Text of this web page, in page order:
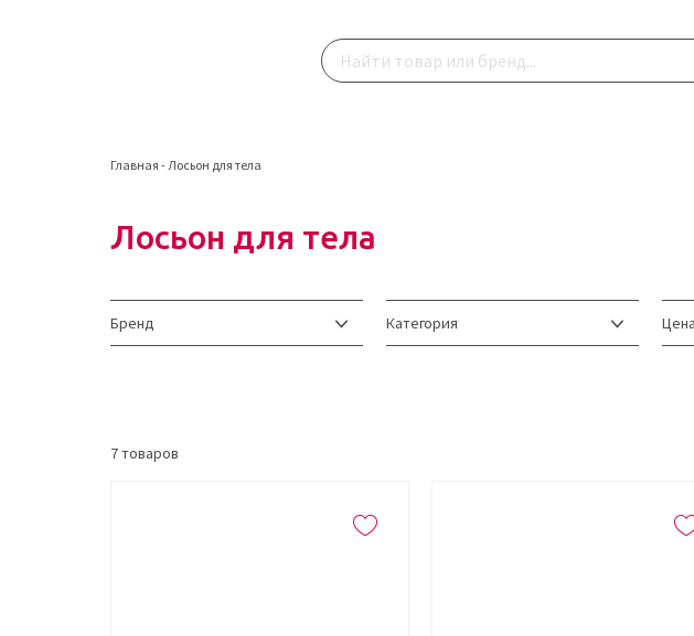
Главная -Лосьон для тела
Лосьон для тела
Бренд Категория Цена
7товаров